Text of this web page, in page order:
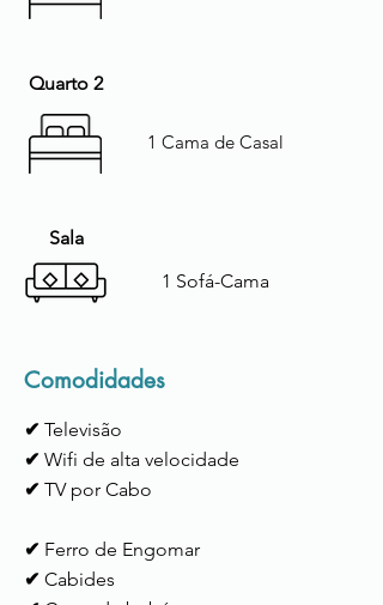
Quarto 2
1 Cama de Casal
Sala
1 Sofá-Cama
Comodidades
✔ Televisão
✔ Wifi de alta velocidade
✔ TV por Cabo
✔ Ferro de Engomar
✔ Cabides